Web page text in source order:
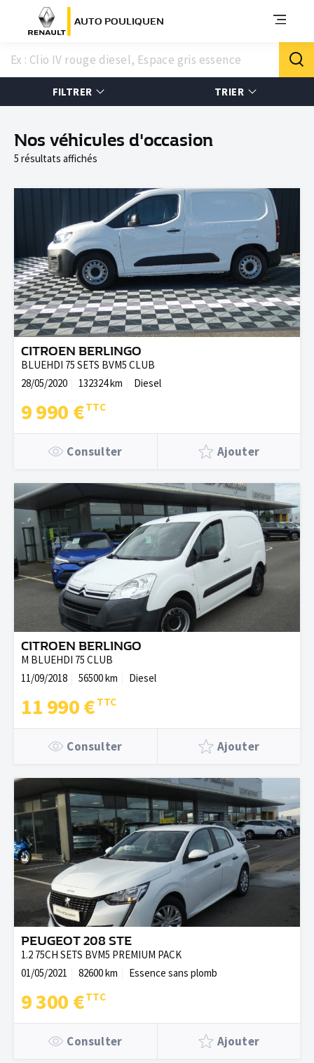
AUTO POULIQUEN
FILTRER TRIER
Nos véhicules d'occasion
5 résultats affichés
CITROEN BERLINGO
BLUEHDI 75 SETS BVM5 CLUB
28/05/2020
132324 km Diesel
9 990 €
Consulter Ajouter
CITROEN BERLINGO
M BLUEHDI 75 CLUB
11/09/2018
56500 km Diesel
11 990 €
Consulter Ajouter
PEUGEOT 208 STE
1.2 75CH SETS BVM5 PREMIUM PACK
01/05/2021
82600 km Essence sans plomb
9 300 €
Consulter Ajouter